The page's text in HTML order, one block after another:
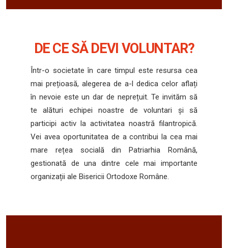
DE CE SĂ DEVI VOLUNTAR?
Într-o societate în care timpul este resursa cea
mai prețioasă, alegerea de a-l dedica celor aflați
în nevoie este un dar de neprețuit. Te invităm să
te alături echipei noastre de voluntari și să
participi activ la activitatea noastră filantropică.
Vei avea oportunitatea de a contribui la cea mai
mare rețea socială din Patriarhia Română,
gestionată de una dintre cele mai importante
organizații ale Bisericii Ortodoxe Române.